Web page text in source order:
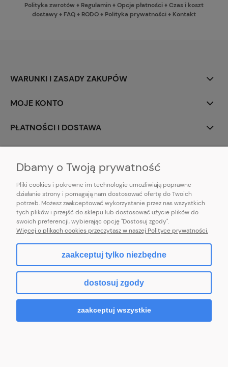
Polityka zwrotów ♦ Regulamin♦Opcje płatności♦Czas i koszt
dostawy♦ FAQ♦ RODO♦ Polityka prywatności♦ Kontakt
WARUNKI I ZASADY ZAKUPÓW
MOJE KONTO
PŁATNOŚCI I DOSTAWA
E-mail:pl101sukienek@gmail.com
101sukienek.pl
ul. Piotrkowska 317/11, Łódź 93-035, woj. łódzkie
pokaż pełną wersję strony
Sklep internetowy Shoper.pl
Dbamy o Twoją prywatność
Pliki cookies i pokrewne im technologie umożliwiają poprawne
działanie strony i pomagają nam dostosować ofertę do Twoich
potrzeb. Możesz zaakceptować wykorzystanie przez nas wszystkich
tych plików i przejść do sklepu lub dostosować użycie plików do
swoich preferencji, wybierając opcję "Dostosuj zgody".
Więcej o plikach cookies przeczytasz w naszej Polityce prywatności.
zaakceptuj tylko niezbędne
dostosuj zgody
zaakceptuj wszystkie